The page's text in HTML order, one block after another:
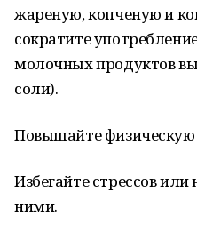
жареную, копченую и
сократите
молочных продуктов
соли).
Повышайте физическую
Избегайте стрессов или
ними.